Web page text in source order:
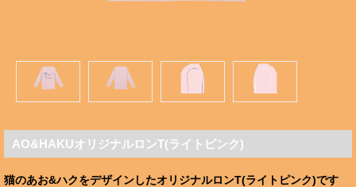
AO&HAKUオリジナルロンT(ライトピンク)
猫のあお&ハクをデザインしたオリジナルロンT(ライトピンク)です